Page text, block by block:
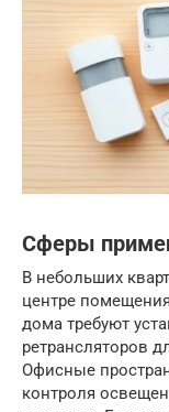
Сферы
В небольших
центре
дома требуют
ретрансляторов
Офисные
контроля